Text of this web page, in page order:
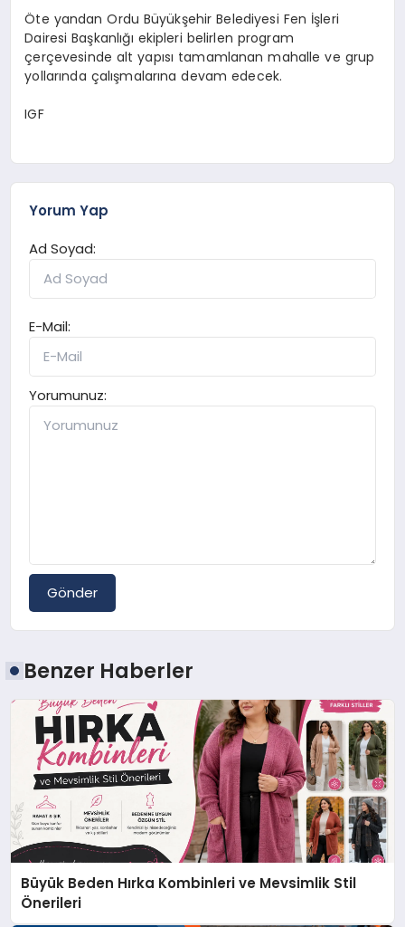
Öte yandan Ordu Büyükşehir Belediyesi Fen İşleri
Dairesi Başkanlığı ekipleri belirlen program
çerçevesinde alt yapısı tamamlanan mahalle ve grup
yollarında çalışmalarına devam edecek.
IGF
Yorum Yap
Ad Soyad:
E-Mail:
Yorumunuz:
Gönder
Benzer Haberler
Büyük Beden Hırka Kombinleri ve Mevsimlik Stil
Önerileri